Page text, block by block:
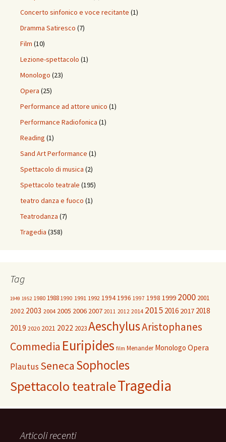
Concerto sinfonico e voce recitante (1)
Dramma Satiresco (7)
Film (10)
Lezione-spettacolo (1)
Monologo (23)
Opera (25)
Performance ad attore unico (1)
Performance Radiofonica (1)
Reading (1)
Sand Art Performance (1)
Spettacolo di musica (2)
Spettacolo teatrale (195)
teatro danza e fuoco (1)
Teatrodanza (7)
Tragedia (358)
Tag
1949 1952 1980 1988 1990 1991 1992 19941996 1997 1998 1999 2000 2001
2002 2003 2004 2005 2006 2007 2011 2012 2014 2015 2016 2017 2018
2019 2020 2021 2022 2023AeschylusAristophanes
Commedia Euripides film Menander Monologo Opera
PlautusSeneca Sophocles
Spettacolo teatraleTragedia
Articoli recenti